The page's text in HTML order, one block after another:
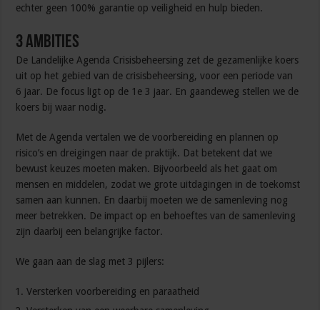
echter geen 100% garantie op veiligheid en hulp bieden.
3 ambities
De Landelijke Agenda Crisisbeheersing zet de gezamenlijke koers
uit op het gebied van de crisisbeheersing, voor een periode van
6 jaar. De focus ligt op de 1e 3 jaar. En gaandeweg stellen we de
koers bij waar nodig.
Met de Agenda vertalen we de voorbereiding en plannen op
risico’s en dreigingen naar de praktijk. Dat betekent dat we
bewust keuzes moeten maken. Bijvoorbeeld als het gaat om
mensen en middelen, zodat we grote uitdagingen in de toekomst
samen aan kunnen. En daarbij moeten we de samenleving nog
meer betrekken. De impact op en behoeftes van de samenleving
zijn daarbij een belangrijke factor.
We gaan aan de slag met 3 pijlers:
Versterken voorbereiding en paraatheid